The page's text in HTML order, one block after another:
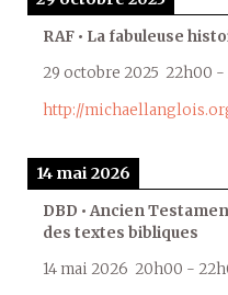
RAF • La fabuleuse
29 octobre 2025 22h00 -
http://
14 mai 2026
DBD • Ancien
des textes bibliques
14 mai 2026 20h00 -